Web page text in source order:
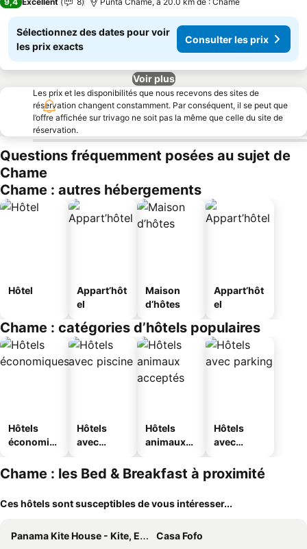
Sélectionnez des dates pour voir
les prix exacts
Consulter les prix
Voir plus
Les prix et les disponibilités que nous recevons des sites de
réservation changent constamment. Par conséquent, il se peut que
l’offre affichée sur trivago ne soit pas la même que celle du site de
réservation.
Questions fréquemment posées au sujet de
Chame
Chame : autres hébergements
Hôtel
Appart’hôt
el
Maison
d’hôtes
Appart’hôt
el
Chame : catégories d’hôtels populaires
Hôtels
économiq
Hôtels
avec
Hôtels
animaux
Hôtels
avec
Chame : les Bed & Breakfast à proximité
Ces hôtels sont susceptibles de vous intéresser...
Panama Kite House - Kite, Eat, Sleep, Repeat
Casa Fofo